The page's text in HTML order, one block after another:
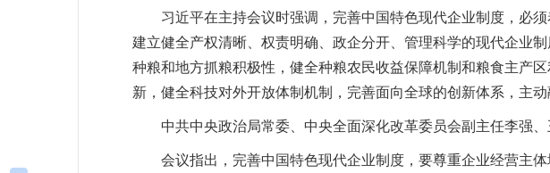
习近平在主持会议时强调，完善中国特色现代企业制度，必
建立健全产权清晰、权责明确、政企分开、管理科学的现代企业
种粮和地方抓粮积极性，健全种粮农民收益保障机制和粮食主产
新，健全科技对外开放体制机制，完善面向全球的创新体系，主
中共中央政治局常委、中央全面深化改革委员会副主任李强、
会议指出，完善中国特色现代企业制度，要尊重企业经营主